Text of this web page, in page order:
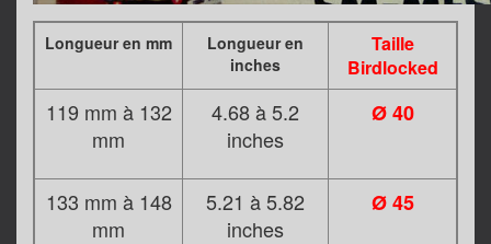
Longueur en mm
Longueur en
inches
Taille
Birdlocked
119 mm à 132
mm
4.68 à 5.2
inches
Ø 40
133 mm à 148
mm
5.21 à 5.82
inches
Ø 45